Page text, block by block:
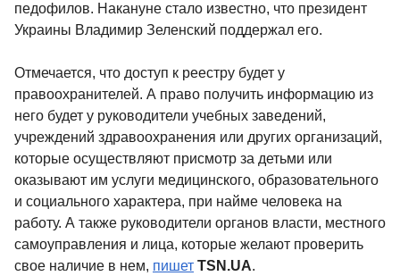
педофилов. Накануне стало известно, что президент
Украины Владимир Зеленский поддержал его.
Отмечается, что доступ к реестру будет у
правоохранителей. А право получить информацию из
него будет у руководители учебных заведений,
учреждений здравоохранения или других организаций,
которые осуществляют присмотр за детьми или
оказывают им услуги медицинского, образовательного
и социального характера, при найме человека на
работу. А также руководители органов власти, местного
самоуправления и лица, которые желают проверить
свое наличие в нем, пишет TSN.UA.